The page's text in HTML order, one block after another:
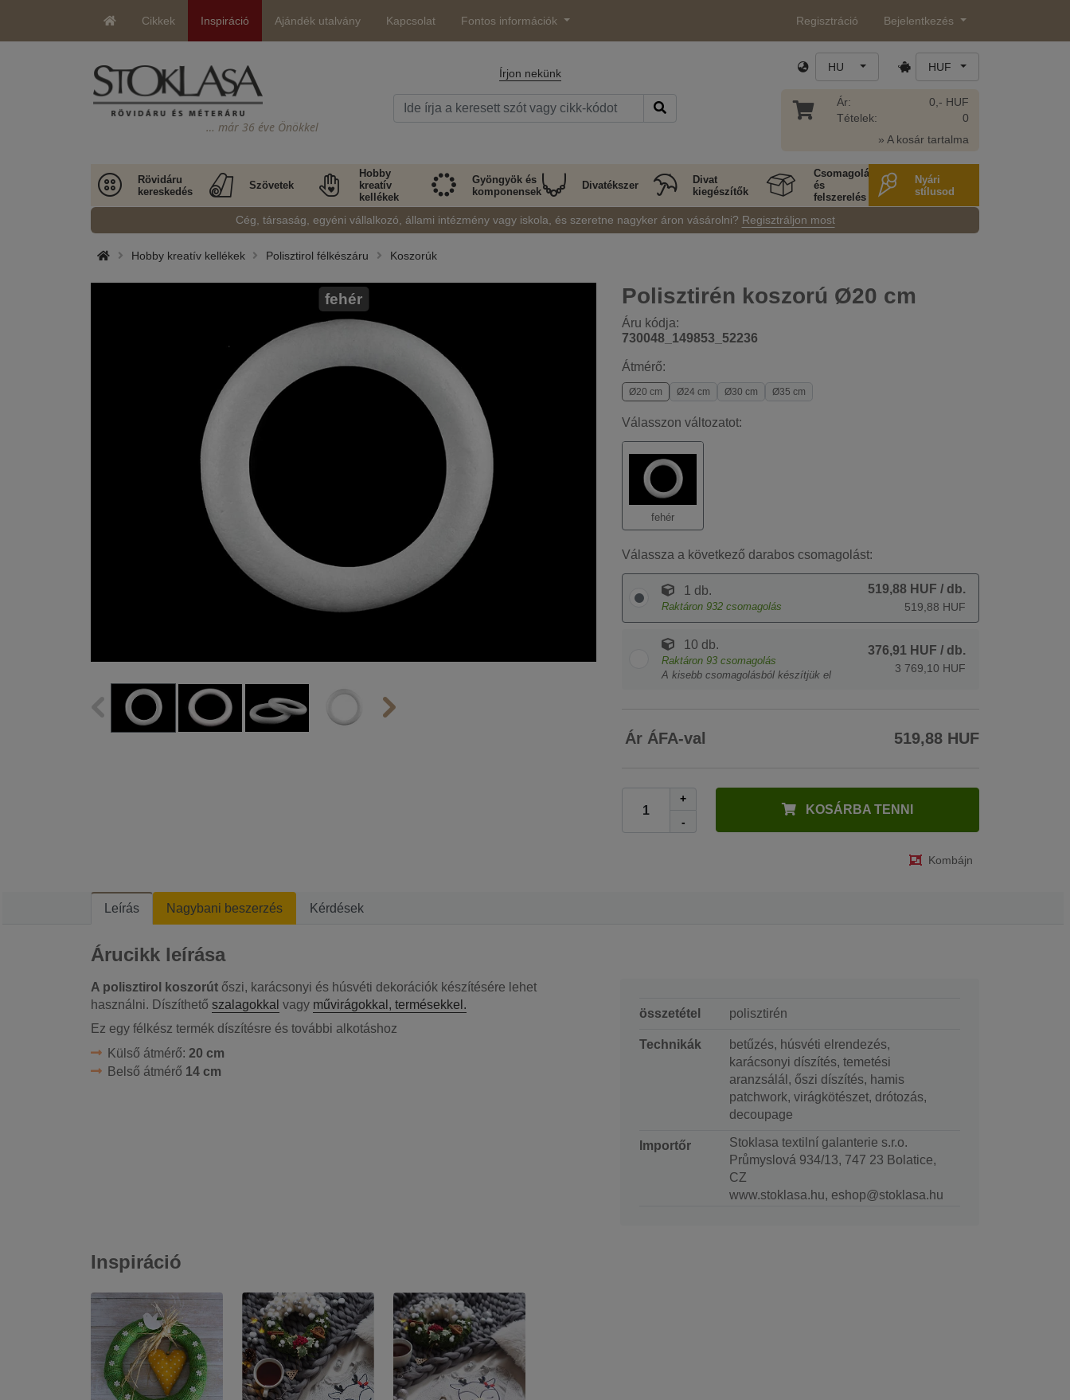
Cikkek Inspiráció Ajándék utalvány Kapcsolat Fontos információk Regisztráció Bejelentkezés
… már 36 éve Önökkel
Írjon nekünk HU HUF
Ár:
Tételek:
0,- HUF
0
» A kosár tartalma
Rövidáru
kereskedés
Szövetek
Hobby
kreatív
kellékek
Gyöngyök és
komponensek
Divatékszer
Divat
kiegészítők
Csomagolás
és
felszerelés
Nyári
stílusod
Cég, társaság, egyéni vállalkozó, állami intézmény vagy iskola, és szeretne nagyker áron vásárolni? Regisztráljon most
Hobby kreatív kellékek Polisztirol félkészáru Koszorúk
Polisztirén koszorú Ø20 cm
Áru kódja:
730048_149853_52236
fehér
Átmérő:
Ø20 cm Ø24 cm Ø30 cm Ø35 cm
Válasszon változatot:
fehér
Válassza a következő darabos csomagolást:
1 db.
Raktáron 932 csomagolás
519,88 HUF / db.
519,88 HUF
10 db.
Raktáron 93 csomagolás
A kisebb csomagolásból készítjük el
376,91 HUF / db.
3 769,10 HUF
Ár ÁFA-val 519,88 HUF
+
-
KOSÁRBA TENNI
Kombájn
Leírás Nagybani beszerzés Kérdések
Árucikk leírása
A polisztirol koszorút őszi, karácsonyi és húsvéti dekorációk készítésére lehet
használni. Díszíthető szalagokkal vagy művirágokkal, termésekkel.
Ez egy félkész termék díszítésre és további alkotáshoz
Külső átmérő: 20 cm
Belső átmérő 14 cm
összetétel polisztirén
Technikák
betűzés, húsvéti elrendezés,
karácsonyi díszítés, temetési
aranzsálál, őszi díszítés, hamis
patchwork, virágkötészet, drótozás,
decoupage
Importőr
Stoklasa textilní galanterie s.r.o.
Průmyslová 934/13, 747 23 Bolatice,
CZ
www.stoklasa.hu, eshop@stoklasa.hu
Inspiráció